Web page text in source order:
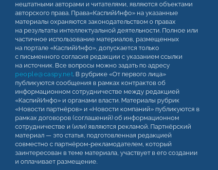
нештатными авторами и читателями, являются объектами
авторского права. Права«КаспийИнфо» на указанные
материалы охраняются законодательством о правах
на результаты интеллектуальной деятельности. Полное или
частичное использование материалов, размещенных
на портале «КаспийИнфо», допускается только
с письменного согласия редакции с указанием ссылки
на источник. Все вопросы можно задать по адресу
people@caspy.net. В рубрике «От первого лица»
публикуются сообщения в рамках контрактов об
информационном сотрудничестве между редакцией
«КаспийИнфо» и органами власти. Материалы рубрик
«Новости партнёров» и «Новости компаний» публикуются в
рамках договоров (соглашений) об информационном
сотрудничестве и (или) являются рекламой. Партнёрский
материал — это статья, подготовленная редакцией
совместно с партнёром-рекламодателем, который
заинтересован в теме материала, участвует в его создании
и оплачивает размещение.